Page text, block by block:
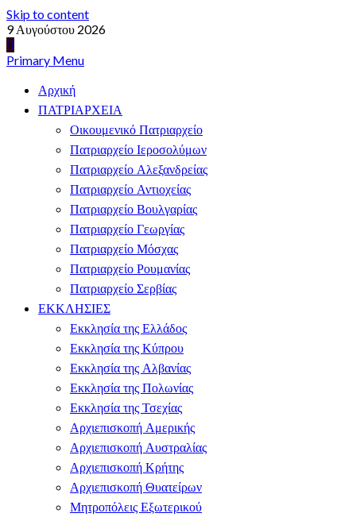
Skip to content
9 Αυγούστου 2026
Primary Menu
Αρχική
ΠΑΤΡΙΑΡΧΕΙΑ
Οικουμενικό Πατριαρχείο
Πατριαρχείο Ιεροσολύμων
Πατριαρχείο Αλεξανδρείας
Πατριαρχείο Αντιοχείας
Πατριαρχείο Βουλγαρίας
Πατριαρχείο Γεωργίας
Πατριαρχείο Μόσχας
Πατριαρχείο Ρουμανίας
Πατριαρχείο Σερβίας
ΕΚΚΛΗΣΙΕΣ
Εκκλησία της Ελλάδος
Εκκλησία της Κύπρου
Εκκλησία της Αλβανίας
Εκκλησία της Πολωνίας
Εκκλησία της Τσεχίας
Αρχιεπισκοπή Αμερικής
Αρχιεπισκοπή Αυστραλίας
Αρχιεπισκοπή Κρήτης
Αρχιεπισκοπή Θυατείρων
Μητροπόλεις Εξωτερικού